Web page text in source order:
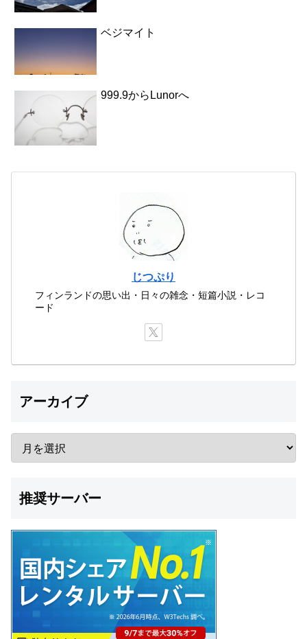
ベジマイト
999.9からLunorへ
じつぷり
フィンランドの思い出・日々の雑念・短篇小説・レコ
ード
アーカイブ
推奨サーバー